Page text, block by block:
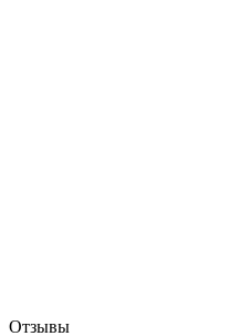
Отзывы